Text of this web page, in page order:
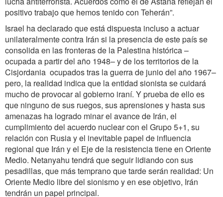
positivo trabajo que hemos tenido con Teherán”.
Israel ha declarado que está dispuesta incluso a actuar
unilateralmente contra Irán si la presencia de este país se
consolida en las fronteras de la Palestina histórica –
ocupada a partir del año 1948– y de los territorios de la
Cisjordania ocupados tras la guerra de junio del año 1967–
pero, la realidad indica que la entidad sionista se cuidará
mucho de provocar al gobierno iraní. Y prueba de ello es
que ninguno de sus ruegos, sus aprensiones y hasta sus
amenazas ha logrado minar el avance de Irán, el
cumplimiento del acuerdo nuclear con el Grupo 5+1, su
relación con Rusia y el inevitable papel de influencia
regional que Irán y el Eje de la resistencia tiene en Oriente
Medio. Netanyahu tendrá que seguir lidiando con sus
pesadillas, que más temprano que tarde serán realidad: Un
Oriente Medio libre del sionismo y en ese objetivo, Irán
tendrán un papel principal.